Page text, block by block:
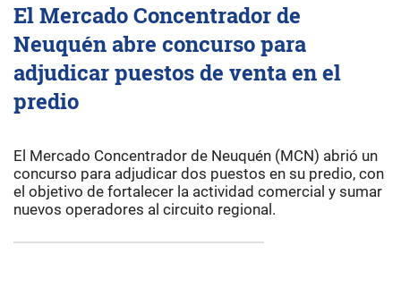
El Mercado Concentrador de
Neuquén abre concurso para
adjudicar puestos de venta en el
predio
El Mercado Concentrador de Neuquén (MCN) abrió un
concurso para adjudicar dos puestos en su predio, con
el objetivo de fortalecer la actividad comercial y sumar
nuevos operadores al circuito regional.